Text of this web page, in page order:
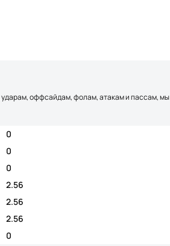
ударам, оффсайдам, фолам, атакам и пассам,
0
0
0
2.56
2.56
2.56
0